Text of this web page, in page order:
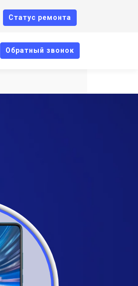
Cтатус ремонта
Oбратный звонок